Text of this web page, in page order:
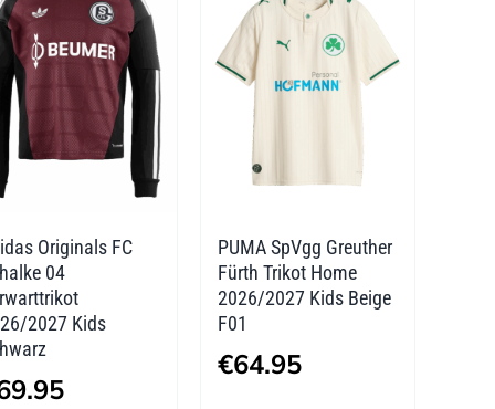
Originals FC
04
2027 Kids
PUMA SpVgg Greuther
Fürth Trikot Home
2026/2027 Kids Beige
F01
€64.95